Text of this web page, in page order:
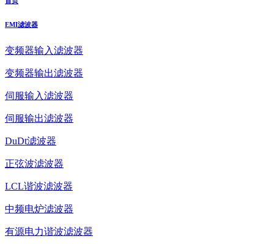
EMI滤波器
变频器输入滤波器
变频器输出滤波器
伺服输入滤波器
伺服输出滤波器
DuDt滤波器
正弦波滤波器
LCL谐波滤波器
中频电炉滤波器
有源电力谐波滤波器